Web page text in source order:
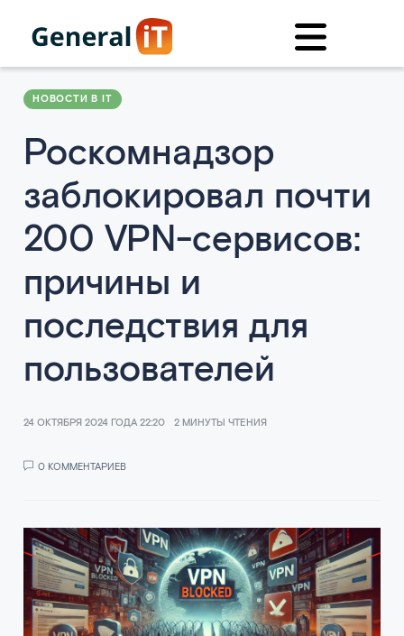
НОВОСТИ В IT
Роскомнадзор
заблокировал почти
200 VPN-сервисов:
причины и
последствия для
пользователей
24 ОКТЯБРЯ 2024 ГОДА 22:20 2 МИНУТЫ ЧТЕНИЯ
0 КОММЕНТАРИЕВ